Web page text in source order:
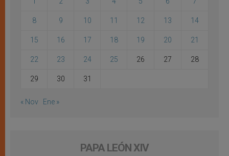
8 9 10 11 12 13 14
15 16 17 18 19 20 21
22 23 24 25 26 27 28
29 30 31
« Nov Ene »
PAPA LEÓN XIV